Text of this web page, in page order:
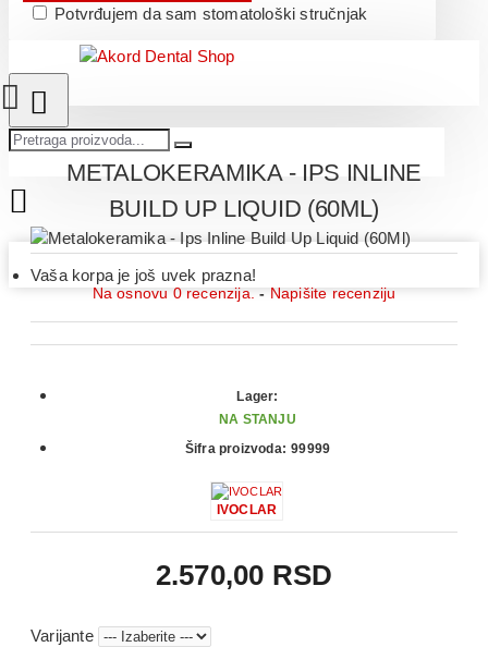
Potvrđujem da sam stomatološki stručnjak
Vaša korpa je još uvek prazna!
METALOKERAMIKA - IPS INLINE
BUILD UP LIQUID (60ML)
Na osnovu 0 recenzija. - Napišite recenziju
2.570,00 RSD
Lager:
NA STANJU
Šifra proizvoda: 99999
IVOCLAR
Varijante